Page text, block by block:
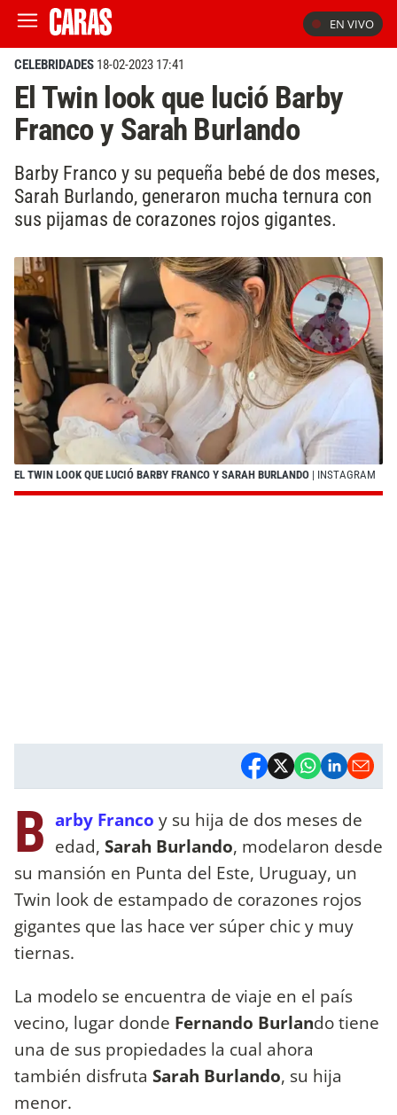
EN VIVO
CELEBRIDADES 18-02-2023 17:41
El Twin look que lució Barby
Franco y Sarah Burlando
Barby Franco y su pequeña bebé de dos meses,
Sarah Burlando, generaron mucha ternura con
sus pijamas de corazones rojos gigantes.
EL TWIN LOOK QUE LUCIÓ BARBY FRANCO Y SARAH BURLANDO | INSTAGRAM
B arby Franco y su hija de dos meses de
edad, Sarah Burlando, modelaron desde
su mansión en Punta del Este, Uruguay, un
Twin look de estampado de corazones rojos
gigantes que las hace ver súper chic y muy
tiernas.
La modelo se encuentra de viaje en el país
vecino, lugar donde Fernando Burlando tiene
una de sus propiedades la cual ahora
también disfruta Sarah Burlando, su hija
menor.